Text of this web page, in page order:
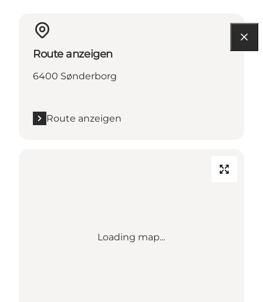
Route anzeigen
6400 Sønderborg
Route anzeigen
Loading map...